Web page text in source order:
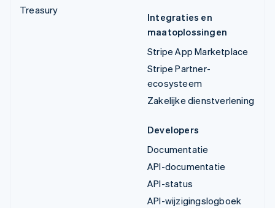
Treasury
Integraties en
maatoplossingen
Stripe App Marketplace
Stripe Partner-
ecosysteem
Zakelijke dienstverlening
Developers
Documentatie
API-documentatie
API-status
API-wijzigingslogboek